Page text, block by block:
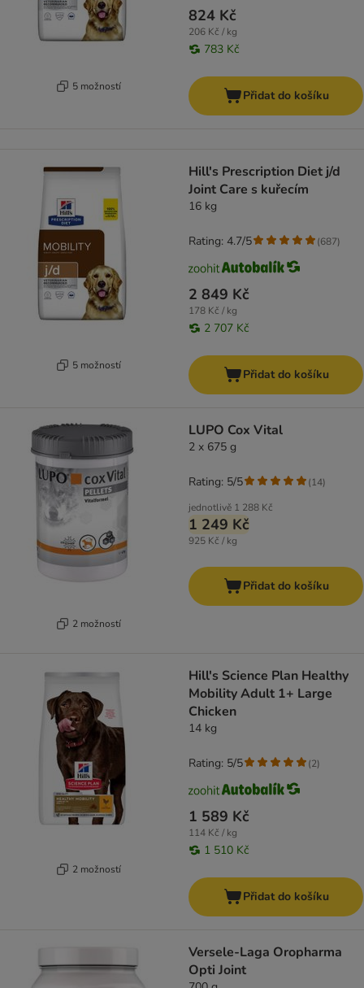
5 možností
824 Kč
206 Kč / kg
783 Kč
Přidat do košíku
5 možností
Hill's Prescription Diet j/d
Joint Care s kuřecím
16 kg
2 849 Kč
178 Kč / kg
2 707 Kč
Rating: 4.7/5 (687)
Přidat do košíku
2 možností
LUPO Cox Vital
2 x 675 g
jednotlivě 1 288 Kč
1 249 Kč
925 Kč / kg
Rating: 5/5 (14)
Přidat do košíku
2 možností
Hill's Science Plan Healthy
Mobility Adult 1+ Large
Chicken
14 kg
1 589 Kč
114 Kč / kg
1 510 Kč
Rating: 5/5 (2)
Přidat do košíku
Versele-Laga Oropharma
Opti Joint